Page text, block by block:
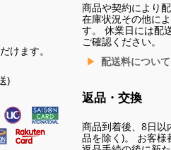
けます。
)
商品や契約により
在庫状況その他に
す。 休業日には配
ご確認ください。
配送料について
返品・交換
商品到着後、8日以
品を除く)。 お客様